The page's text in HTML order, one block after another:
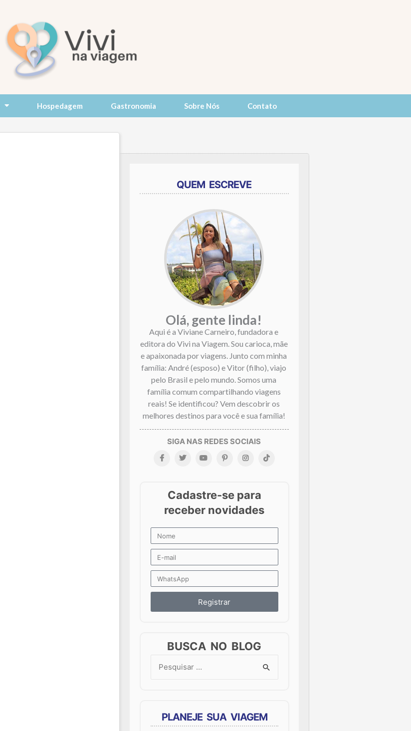
Hospedagem Gastronomia Sobre Nós Contato
QUEM ESCREVE
Olá, gente linda!
Aqui é a Viviane Carneiro, fundadora e
editora do Vivi na Viagem. Sou carioca, mãe
e apaixonada por viagens. Junto com minha
família: André (esposo) e Vitor (filho), viajo
pelo Brasil e pelo mundo. Somos uma
família comum compartilhando viagens
reais! Se identificou? Vem descobrir os
melhores destinos para você e sua família!
Registrar
BUSCA NO BLOG
Search
PLANEJE SUA VIAGEM